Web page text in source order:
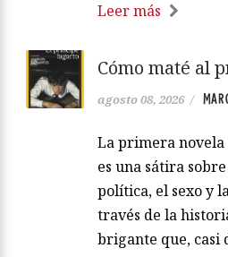
Leer más
Cómo maté al
agosto 08, 2026 /
La primera novela
es una sátira
política, el sexo y
través de la
brigante que, casi